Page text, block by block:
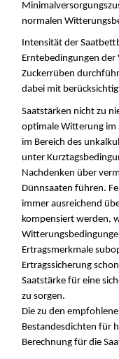
normalen
Intensität der
Erntebedingungen
Zuckerrüben
dabei mit
Saatstärken nicht zu
optimale Witterung im
im Bereich des
unter
Nachdenken über
Dünnsaaten führen.
immer ausreichend
kompensiert werden,
Ertragsmerkmale
Ertragssicherung
Saatstärke für eine
zu sorgen.
Die zu den
Bestandesdichten für
Berechnung für die